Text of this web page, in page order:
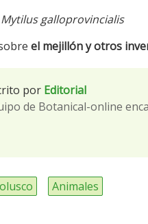
Mytilus galloprovincialis
el mejillón y otros
por Editorial
de Botanical-online
Animales